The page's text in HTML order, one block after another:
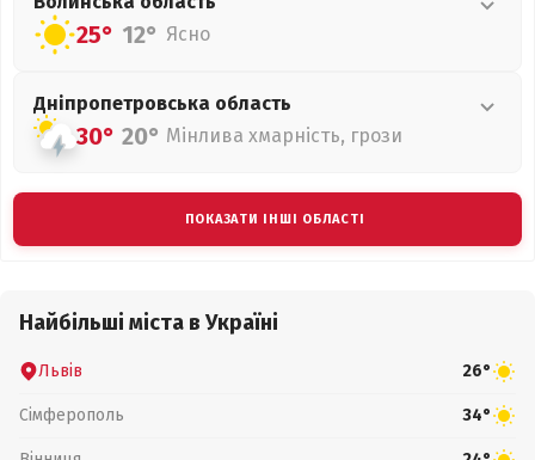
25° 12° Ясно
Дніпропетровська область
30° 20° Мінлива хмарність, грози
ПОКАЗАТИ ІНШІ ОБЛАСТІ
Найбільші міста в Україні
Львів 26°
Сімферополь 34°